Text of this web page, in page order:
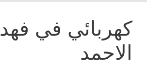
كهربائي في فهد
الاحمد